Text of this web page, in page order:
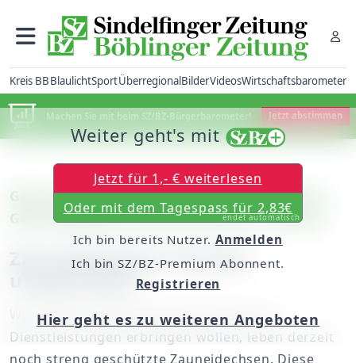
Kreis BBBlaulichtSportÜberregionalBilderVideosWirtschaftsbarometer
Machen Sie mit beim SZ/BZ-Bürgerbarometer! Jetzt abstimmen
Gärtringen: Reptilien müssen dem neuen
Gewerbegebiet Schelmenwiesen weichen
Zauneidechsen werden
umgesiedelt
Wo künftig mittelständische Firmen ihre
Dienstleistungen erbringen wollen, leben derzeit
noch streng geschützte Zauneidechsen. Diese
Weiter geht's mit
Jetzt für 1,- € weiterlesen
Oder mit dem Tagespass für 2,83€
endet automatisch
Ich bin bereits Nutzer. Anmelden
Ich bin SZ/BZ-Premium Abonnent.
Registrieren
Hier geht es zu weiteren Angeboten